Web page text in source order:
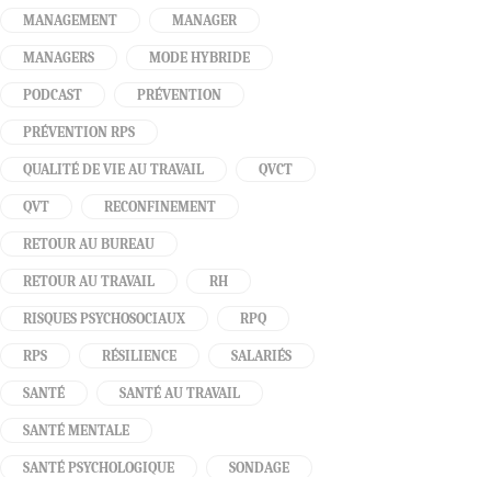
MANAGEMENT MANAGER
MANAGERS MODE HYBRIDE
PODCAST PRÉVENTION
PRÉVENTION RPS
QUALITÉ DE VIE AU TRAVAIL QVCT
QVT RECONFINEMENT
RETOUR AU BUREAU
RETOUR AU TRAVAIL RH
RISQUES PSYCHOSOCIAUX RPQ
RPS RÉSILIENCE SALARIÉS
SANTÉ SANTÉ AU TRAVAIL
SANTÉ MENTALE
SANTÉ PSYCHOLOGIQUE SONDAGE